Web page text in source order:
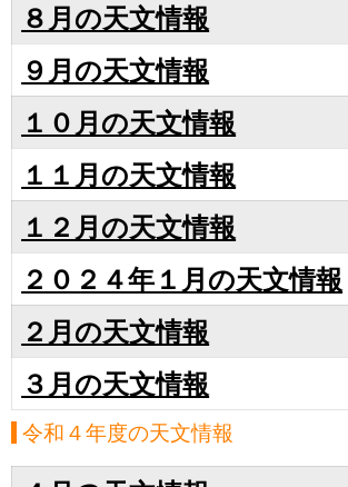
８月の天文情報
９月の天文情報
１０月の天文情報
１１月の天文情報
１２月の天文情報
２０２４年１月の天文情報
２月の天文情報
３月の天文情報
令和４年度の天文情報